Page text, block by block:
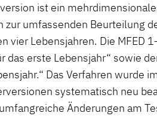
ist ein
zur umfassenden Beurteilung
vier Lebensjahren. Die MFED
das erste Lebensjahr“ sowie
Das Verfahren wurde
systematisch neu
Änderungen am